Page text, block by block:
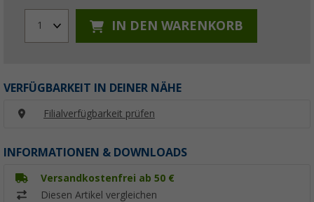
1 IN DEN WARENKORB
VERFÜGBARKEIT IN DEINER NÄHE
Filialverfügbarkeit prüfen
INFORMATIONEN & DOWNLOADS
Versandkostenfrei ab 50 €
Diesen Artikel vergleichen